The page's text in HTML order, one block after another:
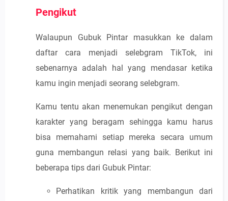
Pengikut
Walaupun Gubuk Pintar masukkan ke dalam
daftar cara menjadi selebgram TikTok, ini
sebenarnya adalah hal yang mendasar ketika
kamu ingin menjadi seorang selebgram.
Kamu tentu akan menemukan pengikut dengan
karakter yang beragam sehingga kamu harus
bisa memahami setiap mereka secara umum
guna membangun relasi yang baik. Berikut ini
beberapa tips dari Gubuk Pintar:
Perhatikan kritik yang membangun dari